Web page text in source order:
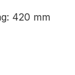
420 mm